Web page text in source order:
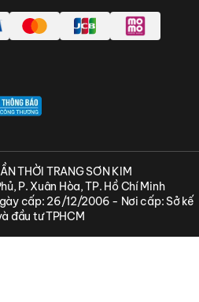
THỜI TRANG SƠN KIM
P. Xuân Hòa, TP. Hồ Chí Minh
cấp: 26/12/2006 - Nơi cấp: Sở kế
đầu tư TPHCM